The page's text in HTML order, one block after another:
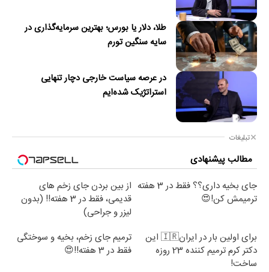
طلا، دلار یا بورس؛ بهترین سرمایه‌گذاری در
سایه سنگین تورم
در عرصه سیاست خارجی دچار تنهایی
استراتژیک شده‌ایم
تبلیغات
مطالب پیشنهادی
جای بخیه داری؟؟ فقط در 3 هفته
ترمیمش کن!😍
از بین بردن جای زخم های
قدیمی، فقط در 3 هفته!! (بدون
لیزر و جراحی)
برای اولین بار در ایران🇮🇷 این
دکتر کرم ترمیم کننده 23 روزه
ساخت!
ترمیم جای زخم، بخیه و سوختگی
فقط در 3 هفته!!😍